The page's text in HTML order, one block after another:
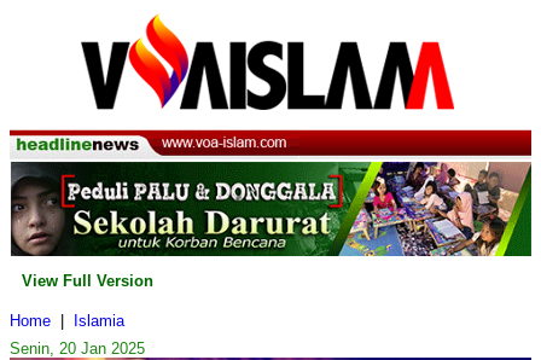
View Full Version
Home
Islamia
Senin, 20 Jan 2025